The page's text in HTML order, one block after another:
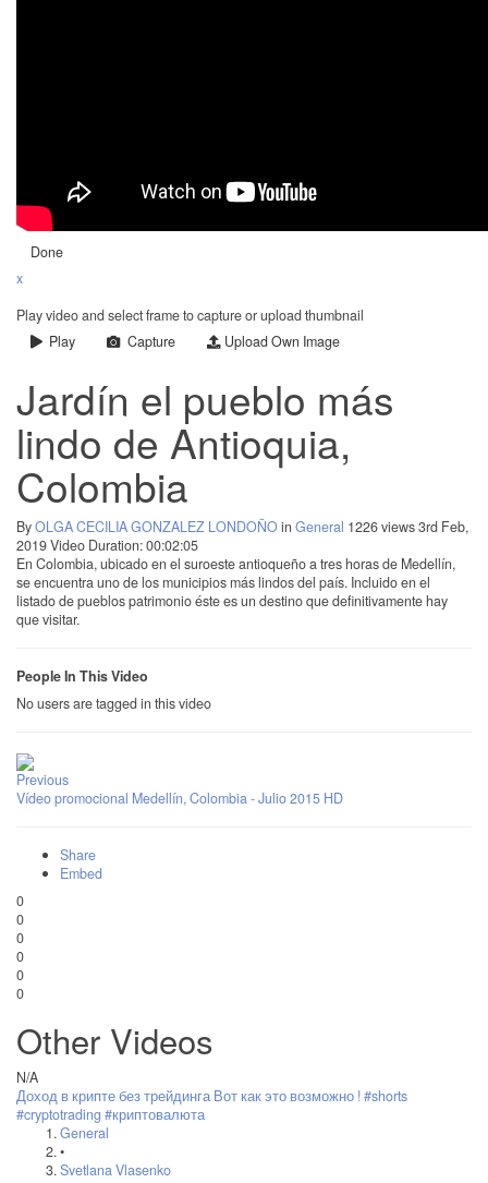
Done
x
Play video and select frame to capture or upload thumbnail
Play
Capture Upload Own Image
Jardín el pueblo más
lindo de Antioquia,
Colombia
ByOLGA CECILIA GONZALEZ LONDOÑOin General 1226 views3rd Feb,
2019Video Duration: 00:02:05
En Colombia, ubicado en el suroeste antioqueño a tres horas de Medellín,
se encuentra uno de los municipios más lindos del país. Incluido en el
listado de pueblos patrimonio éste es un destino que definitivamente hay
que visitar.
People In This Video
No users are tagged in this video
Previous
Vídeo promocional Medellín, Colombia - Julio 2015 HD
Share
Embed
0
0
0
0
0
0
Other Videos
N/A
Доход в крипте без трейдинга Вот как это возможно ! #shorts
#cryptotrading #криптовалюта
General
•
Svetlana Vlasenko